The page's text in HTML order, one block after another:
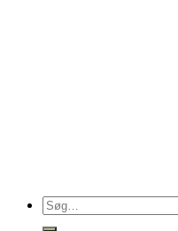
Søg
efter: